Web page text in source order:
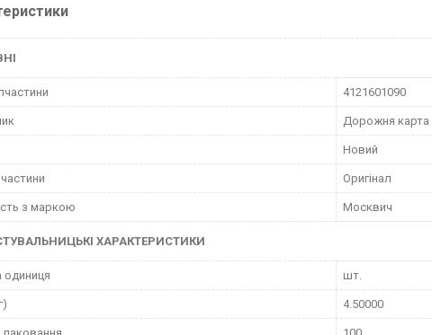
4121601090
Дорожня карта
Новий
Оригінал
з маркою Москвич
ХАРАКТЕРИСТИКИ
одиниця шт.
4.50000